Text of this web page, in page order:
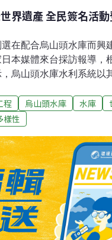
界遺產 全民簽名活
在配合烏山頭水庫而興
本媒體來台採訪報導，
烏山頭水庫水利系統以
世界文化與自然遺產保護
合日本的力量才有成功
來與日方共同推動「烏
而努力。林純用表示，
八田與一工程師採用環
混凝土與水帶泥砂結合
合自然，歷經近百年仍
工法興建而成的最大壩
動聯盟先從學校出發，
程 烏山頭水庫 水庫
樣性